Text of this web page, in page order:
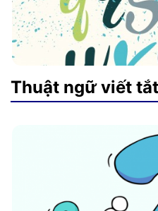
Thuật ngữ viết